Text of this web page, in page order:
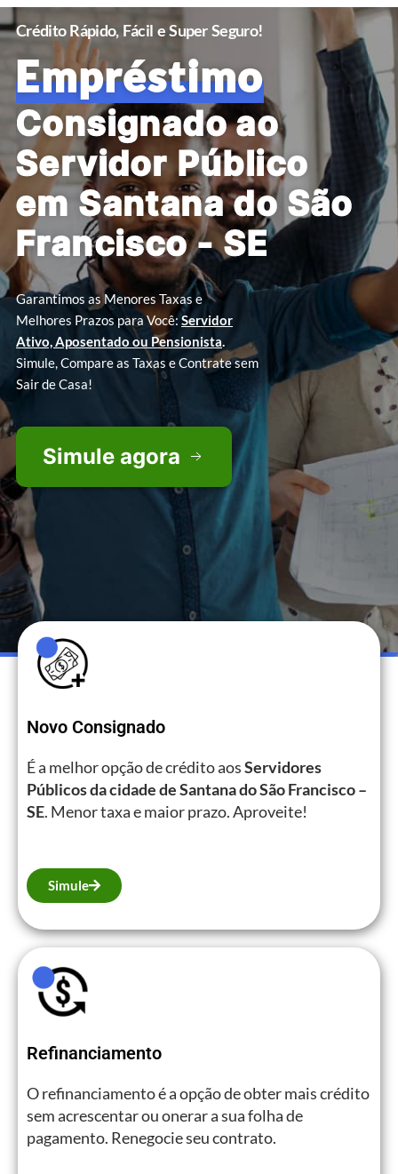
Crédito Rápido, Fácil e Super Seguro!
Empréstimo
Consignado ao
Servidor Público
em Santana do São
Francisco - SE
Garantimos as Menores Taxas e
Melhores Prazos para Você: Servidor
Ativo, Aposentado ou Pensionista.
Simule, Compare as Taxas e Contrate sem
Sair de Casa!
Simule agora
Novo Consignado
É a melhor opção de crédito aosServidores
Públicos da cidade de Santana do São Francisco –
SE. Menor taxa e maior prazo. Aproveite!
Simule
Refinanciamento
O refinanciamento é a opção de obter mais crédito
sem acrescentar ou onerar a sua folha de
pagamento. Renegocie seu contrato.